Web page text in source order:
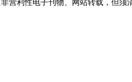
利性电子刊物、网站转载，但须